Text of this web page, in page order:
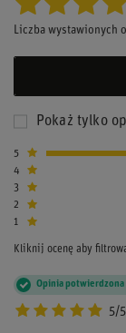
Liczba wystawionych
Pokaż tylko
5
4
3
2
1
Kliknij ocenę aby
5/5
Opinia potwierdzona